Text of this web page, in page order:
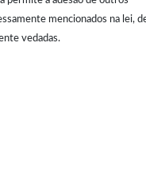
mencionados na lei,
vedadas.